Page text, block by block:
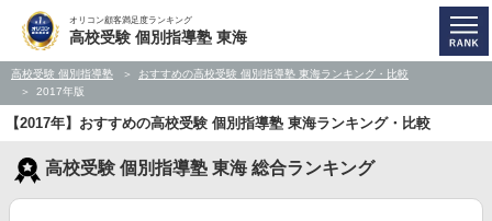
オリコン顧客満足度ランキング
高校受験 個別指導塾 東海
高校受験 個別指導塾
おすすめの高校受験 個別指導塾 東海ランキング・比較
2017年版
【2017年】おすすめの高校受験 個別指導塾 東海ランキング・比較
高校受験 個別指導塾 東海 総合ランキング